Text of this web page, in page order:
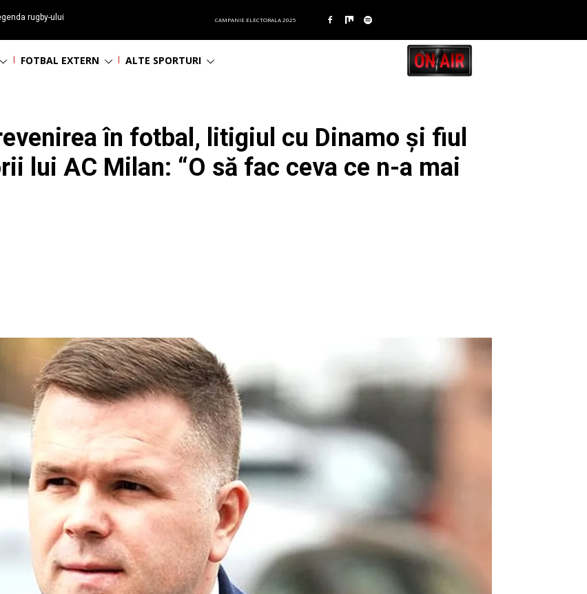
rugby-ului
CAMPANIE ELECTORALA 2025
FOTBAL EXTERN ALTE SPORTURI
în fotbal, litigiul cu Dinamo și fiul
lui AC Milan: “O să fac ceva ce n-a mai